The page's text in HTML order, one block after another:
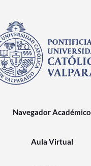
Navegador Académico
Aula Virtual